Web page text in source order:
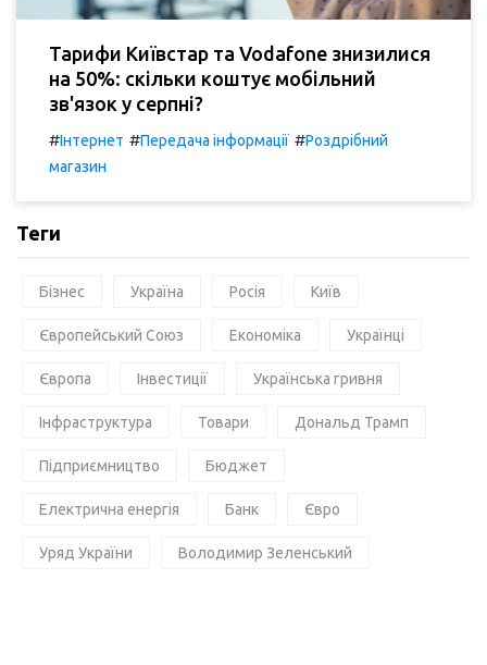
Тарифи Київстар та Vodafone знизилися
на 50%: скільки коштує мобільний
зв'язок у серпні?
#Інтернет #Передача інформації #Роздрібний
магазин
Теги
Бізнес Україна Росія Київ
Європейський Союз Економіка Українці
Європа Інвестиції Українська гривня
Інфраструктура Товари Дональд Трамп
Підприємництво Бюджет
Електрична енергія Банк Євро
Уряд України Володимир Зеленський